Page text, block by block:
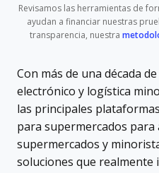
Revisamos las herramientas de
ayudan a financiar nuestras
transparencia, nuestra
Con más de una década
electrónico y logística
las principales
para supermercados para
supermercados y
soluciones que realmente